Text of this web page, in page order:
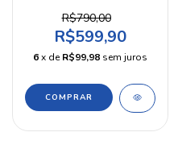
EMG036
R$790,00
R$599,90
6x deR$99,98 sem juros